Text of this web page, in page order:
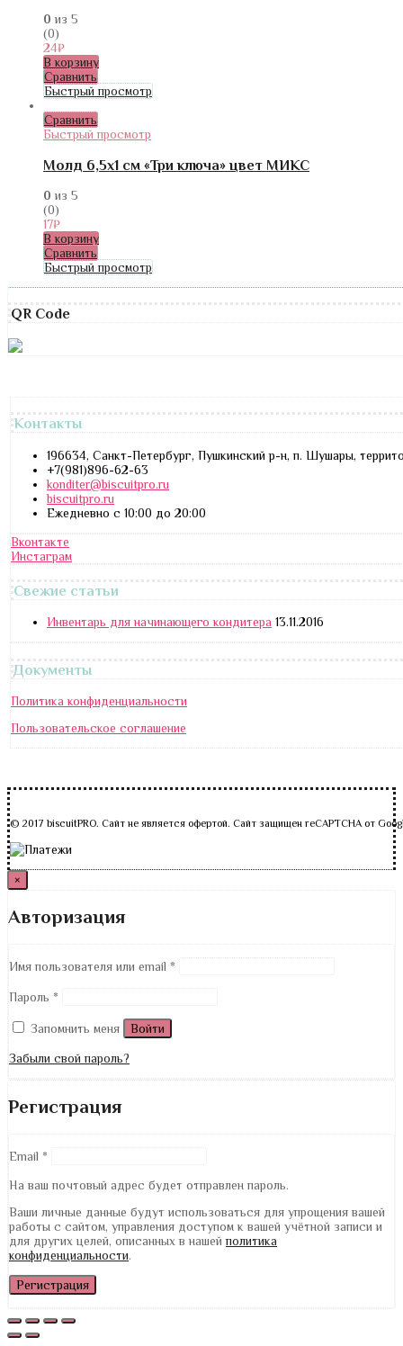
0 из 5
(0)
24₽
В корзину
Сравнить
Быстрый просмотр
Сравнить
Быстрый просмотр
Молд 6,5х1 см «Три ключа» цвет МИКС
0 из 5
(0)
17₽
В корзину
Сравнить
Быстрый просмотр
QR Code
Контакты
196634, Санкт-Петербург, Пушкинский р-н, п. Шушары,
+7(981)896-62-63
konditer@biscuitpro.ru
biscuitpro.ru
Ежедневно с 10:00 до 20:00
Вконтакте
Инстаграм
Свежие статьи
Инвентарь для начинающего кондитера 13.11.2016
Документы
Политика конфиденциальности
Пользовательское соглашение
© 2017 biscuitPRO. Сайт не является офертой. Сайт защищен reCAPTCHA от
×
Авторизация
Имя пользователя или email *
Пароль *
Запомнить меня Войти
Забыли свой пароль?
Регистрация
Email *
На ваш почтовый адрес будет отправлен пароль.
Ваши личные данные будут использоваться для упрощения вашей
работы с сайтом, управления доступом к вашей учётной записи и
для других целей, описанных в нашейполитика
конфиденциальности.
Регистрация